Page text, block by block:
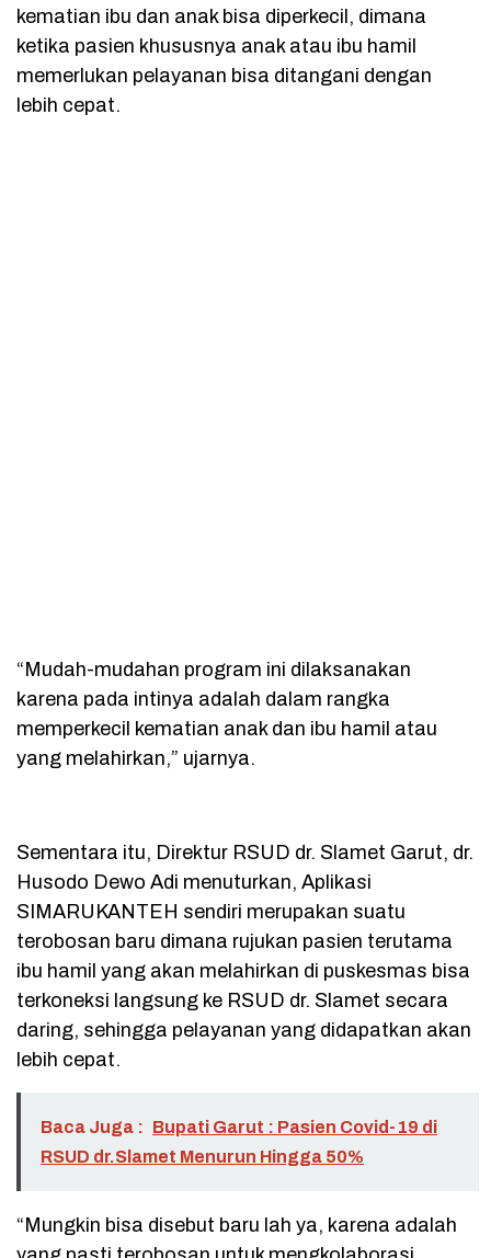
kematian ibu dan anak bisa diperkecil, dimana
ketika pasien khususnya anak atau ibu hamil
memerlukan pelayanan bisa ditangani dengan
lebih cepat.
“Mudah-mudahan program ini dilaksanakan
karena pada intinya adalah dalam rangka
memperkecil kematian anak dan ibu hamil atau
yang melahirkan,” ujarnya.
Sementara itu, Direktur RSUD dr. Slamet Garut, dr.
Husodo Dewo Adi menuturkan, Aplikasi
SIMARUKANTEH sendiri merupakan suatu
terobosan baru dimana rujukan pasien terutama
ibu hamil yang akan melahirkan di puskesmas bisa
terkoneksi langsung ke RSUD dr. Slamet secara
daring, sehingga pelayanan yang didapatkan akan
lebih cepat.
Baca Juga : Bupati Garut : Pasien Covid-19 di
RSUD dr.Slamet Menurun Hingga 50%
“Mungkin bisa disebut baru lah ya, karena adalah